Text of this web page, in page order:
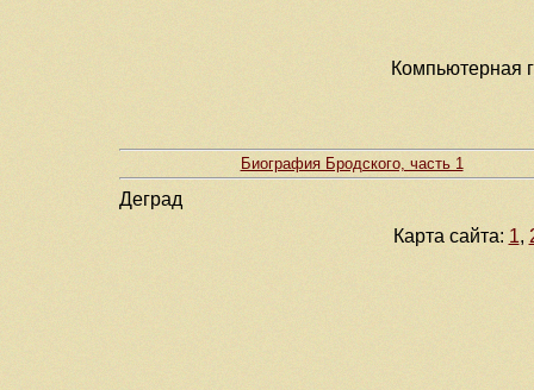
Компьютерная
Биография Бродского, часть 1
Деград
Карта сайта: 1,